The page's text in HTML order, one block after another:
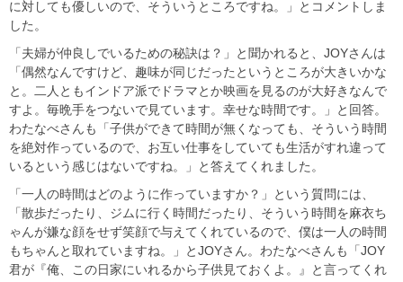
に対しても優しいので、そういうところですね。」とコメントしま
した。
「夫婦が仲良しでいるための秘訣は？」と聞かれると、JOYさんは
「偶然なんですけど、趣味が同じだったというところが大きいかな
と。二人ともインドア派でドラマとか映画を見るのが大好きなんで
すよ。毎晩手をつないで見ています。幸せな時間です。」と回答。
わたなべさんも「子供ができて時間が無くなっても、そういう時間
を絶対作っているので、お互い仕事をしていても生活がすれ違って
いるという感じはないですね。」と答えてくれました。
「一人の時間はどのように作っていますか？」という質問には、
「散歩だったり、ジムに行く時間だったり、そういう時間を麻衣ち
ゃんが嫌な顔をせず笑顔で与えてくれているので、僕は一人の時間
もちゃんと取れていますね。」とJOYさん。わたなべさんも「JOY
君が『俺、この日家にいれるから子供見ておくよ。』と言ってくれ